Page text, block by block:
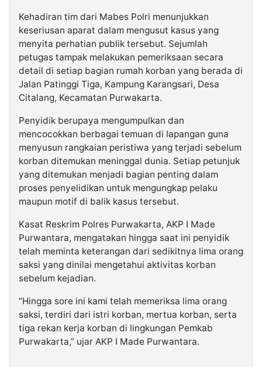
Kehadiran tim dari Mabes Polri menunjukkan
keseriusan aparat dalam mengusut kasus yang
menyita perhatian publik tersebut. Sejumlah
petugas tampak melakukan pemeriksaan secara
detail di setiap bagian rumah korban yang berada di
Jalan Patinggi Tiga, Kampung Karangsari, Desa
Citalang, Kecamatan Purwakarta.
Penyidik berupaya mengumpulkan dan
mencocokkan berbagai temuan di lapangan guna
menyusun rangkaian peristiwa yang terjadi sebelum
korban ditemukan meninggal dunia. Setiap petunjuk
yang ditemukan menjadi bagian penting dalam
proses penyelidikan untuk mengungkap pelaku
maupun motif di balik kasus tersebut.
Kasat Reskrim Polres Purwakarta, AKP I Made
Purwantara, mengatakan hingga saat ini penyidik
telah meminta keterangan dari sedikitnya lima orang
saksi yang dinilai mengetahui aktivitas korban
sebelum kejadian.
“Hingga sore ini kami telah memeriksa lima orang
saksi, terdiri dari istri korban, mertua korban, serta
tiga rekan kerja korban di lingkungan Pemkab
Purwakarta,” ujar AKP I Made Purwantara.